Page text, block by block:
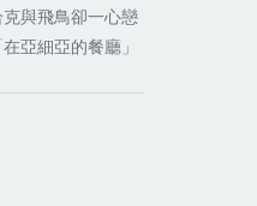
與飛鳥卻一心戀
亞細亞的餐廳」